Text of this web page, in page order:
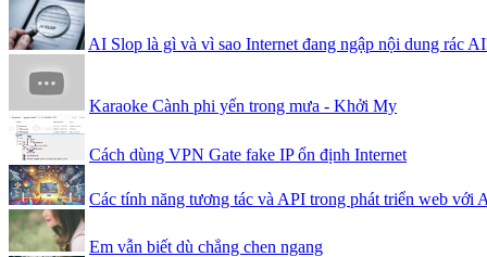
AI Slop là gì và vì sao Internet đang ngập nội dung rác
Karaoke Cành phi yến trong mưa - Khởi My
Cách dùng VPN Gate fake IP ổn định Internet
Các tính năng tương tác và API trong phát triển web với
Em vẫn biết dù chẳng chen ngang